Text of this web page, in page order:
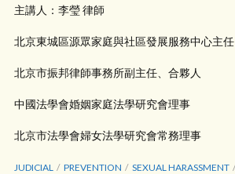
主講人：李瑩 律師
北京東城區源眾家庭與社區發展服務中心主任
北京市振邦律師事務所副主任、合夥人
中國法學會婚姻家庭法學研究會理事
北京市法學會婦女法學研究會常務理事
JUDICIAL PREVENTION SEXUAL HARASSMENT